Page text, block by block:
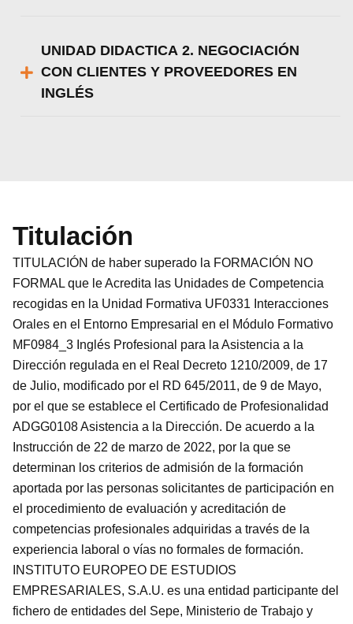
UNIDAD DIDACTICA 2. NEGOCIACIÓN
CON CLIENTES Y PROVEEDORES EN
INGLÉS
Titulación
TITULACIÓN de haber superado la FORMACIÓN NO
FORMAL que le Acredita las Unidades de Competencia
recogidas en la Unidad Formativa UF0331 Interacciones
Orales en el Entorno Empresarial en el Módulo Formativo
MF0984_3 Inglés Profesional para la Asistencia a la
Dirección regulada en el Real Decreto 1210/2009, de 17
de Julio, modificado por el RD 645/2011, de 9 de Mayo,
por el que se establece el Certificado de Profesionalidad
ADGG0108 Asistencia a la Dirección. De acuerdo a la
Instrucción de 22 de marzo de 2022, por la que se
determinan los criterios de admisión de la formación
aportada por las personas solicitantes de participación en
el procedimiento de evaluación y acreditación de
competencias profesionales adquiridas a través de la
experiencia laboral o vías no formales de formación.
INSTITUTO EUROPEO DE ESTUDIOS
EMPRESARIALES, S.A.U. es una entidad participante del
fichero de entidades del Sepe, Ministerio de Trabajo y